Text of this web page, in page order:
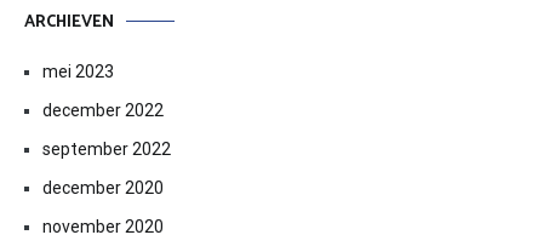
ARCHIEVEN
mei 2023
december 2022
september 2022
december 2020
november 2020